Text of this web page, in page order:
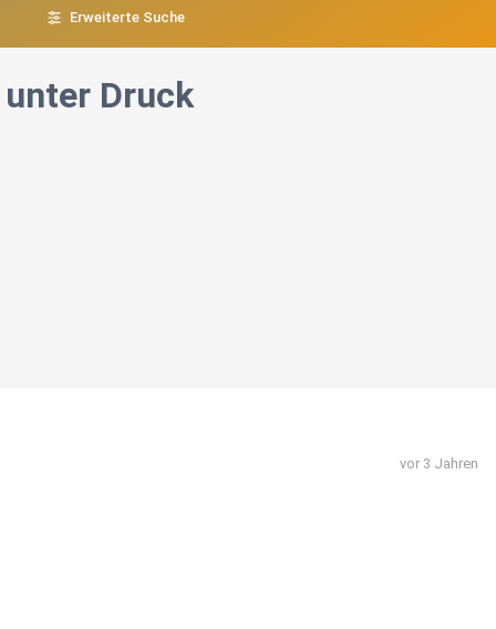
Erweiterte Suche
Druck
vor 3 Jahren